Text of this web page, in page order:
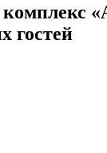
гостей